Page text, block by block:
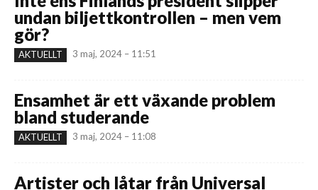
undan biljettkontrollen – men vem
gör?
AKTUELLT 3 maj, 2024 – 11:51
Ensamhet är ett växande problem
bland studerande
AKTUELLT 3 maj, 2024 – 11:08
Artister och låtar från Universal